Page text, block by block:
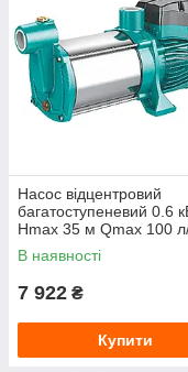
Насос відцентровий
багатоступеневий 0.6
Hmax 35 м Qmax 100
нерж LEO 3.0
В наявності
7 922 ₴
Купити